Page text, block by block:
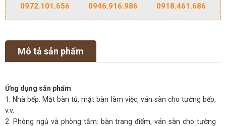
0972.101.656 0946.916.986 0918.461.686
Mô tả sản phẩm
Ứng dụng sản phẩm
1. Nhà bếp: Mặt bàn tủ, mặt bàn làm việc, ván sàn cho tường bếp,
v.v.
2. Phòng ngủ và phòng tắm: bàn trang điểm, ván sàn cho tường